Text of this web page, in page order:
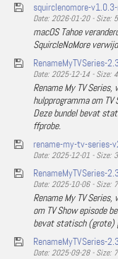
squirclenomore-
Date: 2026-01-20 - Size:
macOS Tahoe
SquircleNoMore
RenameMyTVSeries-
Date: 2025-12-14 - Size:
Rename My TV
hulpprogramma om
Deze bundel bevat
ffprobe.
rename-my-tv-series-
Date: 2025-12-01 - Size:
RenameMyTVSeries-
Date: 2025-10-06 - Size:
Rename My TV
om TV Show episode
bevat statisch (grote)
RenameMyTVSeries-
Date: 2025-09-28 - Size: